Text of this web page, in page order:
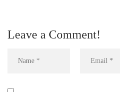
Leave a Comment!